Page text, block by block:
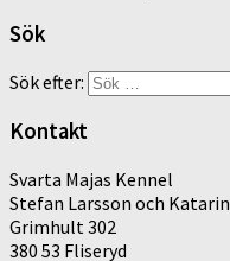
Sök
Sök efter:
Kontakt
Svarta Majas Kennel
Stefan Larsson och
Grimhult 302
380 53 Fliseryd